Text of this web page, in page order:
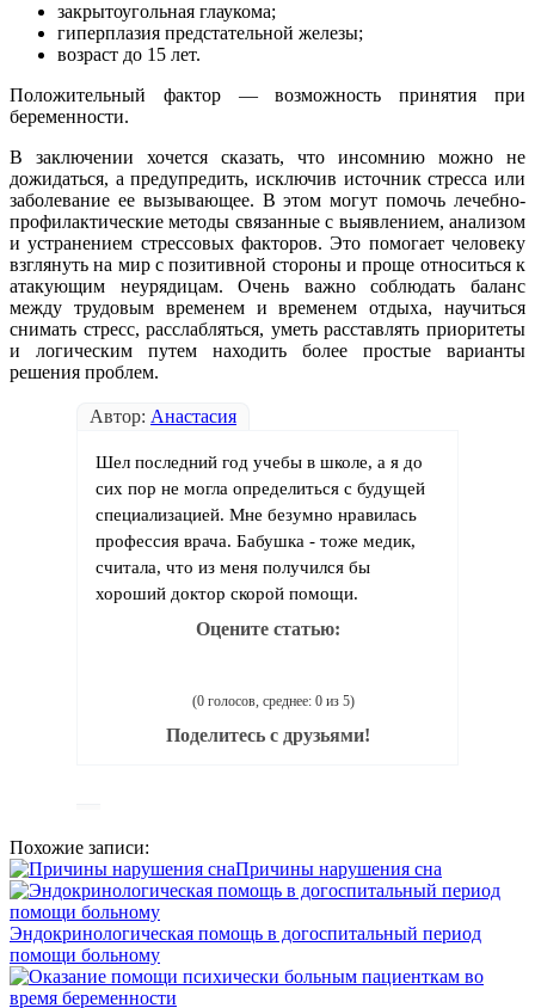
закрытоугольная глаукома;
гиперплазия предстательной железы;
возраст до 15 лет.
Положительный фактор — возможность принятия при
беременности.
В заключении хочется сказать, что инсомнию можно не
дожидаться, а предупредить, исключив источник стресса или
заболевание ее вызывающее. В этом могут помочь лечебно-
профилактические методы связанные с выявлением, анализом
и устранением стрессовых факторов. Это помогает человеку
взглянуть на мир с позитивной стороны и проще относиться к
атакующим неурядицам. Очень важно соблюдать баланс
между трудовым временем и временем отдыха, научиться
снимать стресс, расслабляться, уметь расставлять приоритеты
и логическим путем находить более простые варианты
решения проблем.
Автор: Анастасия
Шел последний год учебы в школе, а я до
сих пор не могла определиться с будущей
специализацией. Мне безумно нравилась
профессия врача. Бабушка - тоже медик,
считала, что из меня получился бы
хороший доктор скорой помощи.
Оцените статью:
(0 голосов, среднее: 0 из 5)
Поделитесь с друзьями!
Похожие записи:
Причины нарушения сна
Эндокринологическая помощь в догоспитальный период
помощи больному